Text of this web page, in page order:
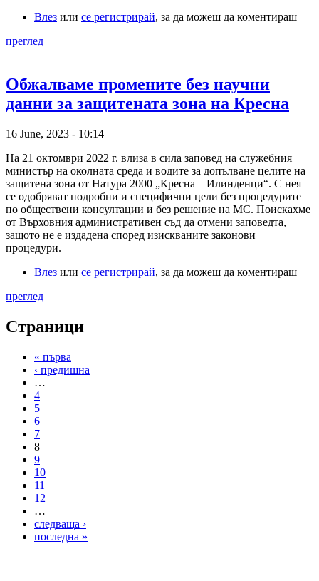
Влез или се регистрирай, за да можеш да коментираш
преглед
Обжалваме промените без научни
данни за защитената зона на Кресна
16 June, 2023 - 10:14
На 21 октомври 2022 г. влиза в сила заповед на служебния
министър на околната среда и водите за допълване целите на
защитена зона от Натура 2000 „Кресна – Илинденци“. С нея
се одобряват подробни и специфични цели без процедурите
по обществени консултации и без решение на МС. Поискахме
от Върховния административен съд да отмени заповедта,
защото не е издадена според изискваните законови
процедури.
Влез или се регистрирай, за да можеш да коментираш
преглед
Страници
« първа
‹ предишна
…
4
5
6
7
8
9
10
11
12
…
следваща ›
последна »